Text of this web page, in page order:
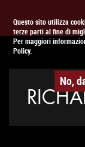
Questo sito utilizza
terze parti al fine di
Per maggiori
Policy.
No,